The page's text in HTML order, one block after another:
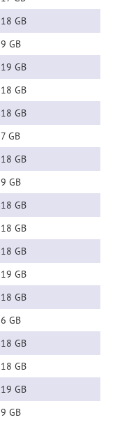
18 GB
9 GB
19 GB
18 GB
18 GB
7 GB
18 GB
9 GB
18 GB
18 GB
18 GB
19 GB
18 GB
6 GB
18 GB
18 GB
19 GB
9 GB